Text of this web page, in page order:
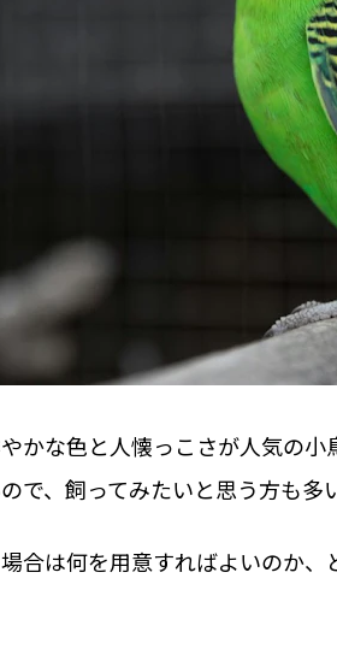
かな色と人懐っこさが人気の
で、飼ってみたいと思う方も多
合は何を用意すればよいのか